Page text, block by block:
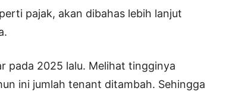
pajak, akan dibahas lebih lanjut
pada 2025 lalu. Melihat tingginya
ini jumlah tenant ditambah. Sehingga